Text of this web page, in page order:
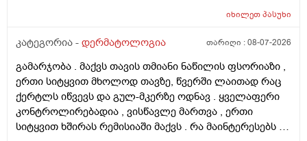
ასაკი და გენეტიკა , ზუსტად ვერ გეტყვით მაგრამ
შუბლის ხაზიც გადაწეულია უკვე აშკარად . ჩემი
ჩამატება და გახშირება , თუ არის მიზანშეწონილი და
გამართლებილი სკალპის ფსორიაზის დროს ? არ
მინდა რომ ამ პროცედურებმა კიდევ უფრო
გამიღიანოს . თუ გააგრძელებს იმავე ფორმით
არსებობას თანახმა ვარ ერთი სიტყით . მოკლედ
იხილეთპასუხი
კატეგორია - დერმატოლოგია თარიღი :08-07-2026
გამარჯობა . მაქვს თავის თმიანი ნაწილის ფსორიაზი ,
ერთი სიტყვით მხოლოდ თავზე, წვერში ლაითად რაც
ქერტლს იწვევს და გულ-მკერზე ოდნავ . ყველაფერი
კონტროლირებადია , ვისწავლე მართვა , ერთი
სიტყვით ხშირას რემისიაში მაქვს . რა მაინტერესებს -